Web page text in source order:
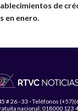
de
en enero.
# 26 - 33 - Teléfonos
nacional: 018000 123